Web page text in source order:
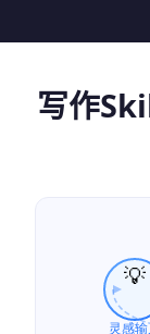
写作